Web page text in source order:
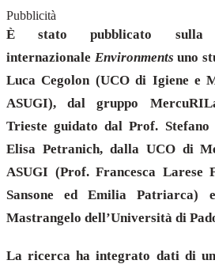
Pubblicità
È stato pubblicato sulla
internazionale Environments uno
Luca Cegolon (UCO di Igiene e
ASUGI), dal gruppo
Trieste guidato dal Prof.
Elisa Petranich, dalla UCO di
ASUGI (Prof. Francesca Larese
Sansone ed Emilia Patriarca)
Mastrangelo dell’Università di
La ricerca ha integrato dati di